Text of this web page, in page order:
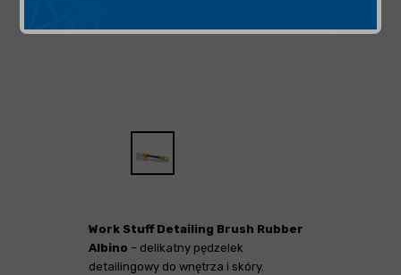
Work Stuff Detailing Brush Rubber
Albino – delikatny pędzelek
detailingowy do wnętrza i skóry.